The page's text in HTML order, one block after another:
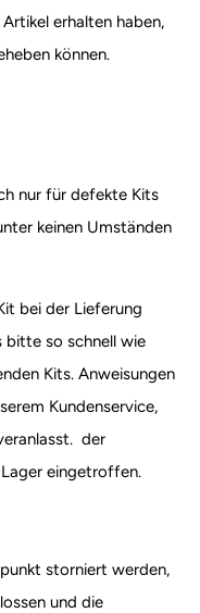
erhalten haben,
können.
nur für defekte Kits
keinen Umständen
bei der Lieferung
bitte so schnell wie
Kits. Anweisungen
Kundenservice,
der
eingetroffen.
storniert werden,
und die